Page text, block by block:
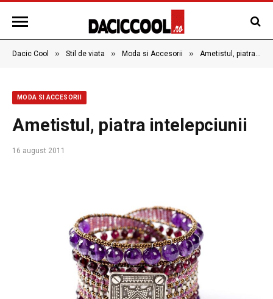
Dacic Cool » Stil de viata » Moda si Accesorii » Ametistul, piatra intelepciunii
MODA SI ACCESORII
Ametistul, piatra intelepciunii
16 august 2011